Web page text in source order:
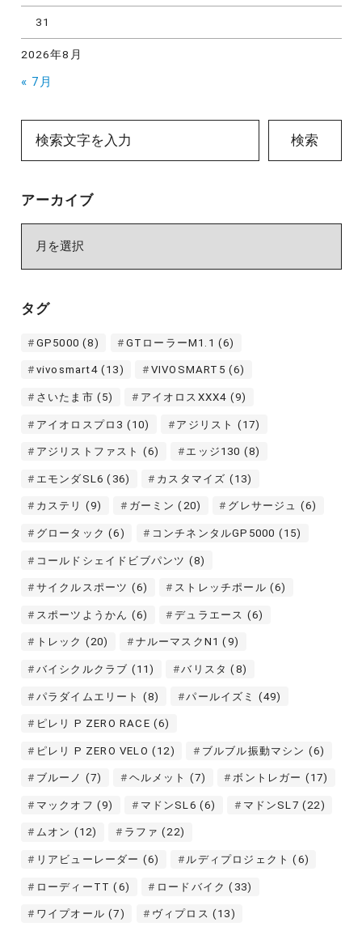
2026年8月
31
« 7月
検索
アーカイブ
ブ
タグ
GP5000 (8) GTローラーM1.1 (6)
vivosmart4(13) VIVOSMART5 (6)
さいたま市 (5) アイオロスXXX4 (9)
アイオロスプロ3 (10) アジリスト (17)
アジリストファスト (6) エッジ130 (8)
エモンダSL6 (36) カスタマイズ (13)
カステリ (9) ガーミン (20) グレサージュ (6)
グロータック (6) コンチネンタルGP5000 (15)
コールドシェイドビブパンツ (8)
サイクルスポーツ (6) ストレッチポール (6)
スポーツようかん (6) デュラエース (6)
トレック (20) ナルーマスクN1 (9)
バイシクルクラブ (11) バリスタ (8)
パラダイムエリート (8) パールイズミ (49)
ピレリ P ZERO RACE (6)
ピレリ P ZERO VELO (12) ブルブル振動マシン (6)
ブルーノ (7) ヘルメット (7) ボントレガー (17)
マックオフ (9) マドンSL6 (6) マドンSL7 (22)
ムオン (12) ラファ (22)
リアビューレーダー (6) ルディプロジェクト (6)
ローディーTT (6) ロードバイク (33)
ワイプオール (7) ヴィプロス (13)